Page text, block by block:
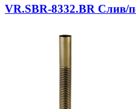
VR.SBR-8332.BR Слив/